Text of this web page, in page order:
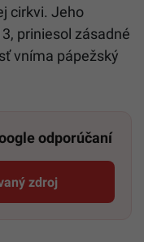
cirkvi. Jeho
priniesol zásadné
vníma pápežský
odporúčaní
zdroj
odkaz sa otvorí v